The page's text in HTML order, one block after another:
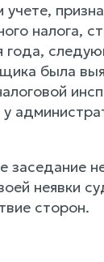
налога,
года,
была
заседание
неявки
сторон.